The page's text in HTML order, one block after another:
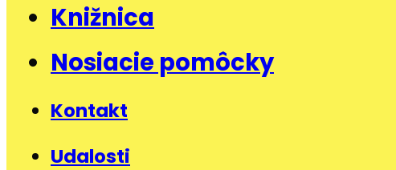
Knižnica
Nosiacie pomôcky
Kontakt
Udalosti